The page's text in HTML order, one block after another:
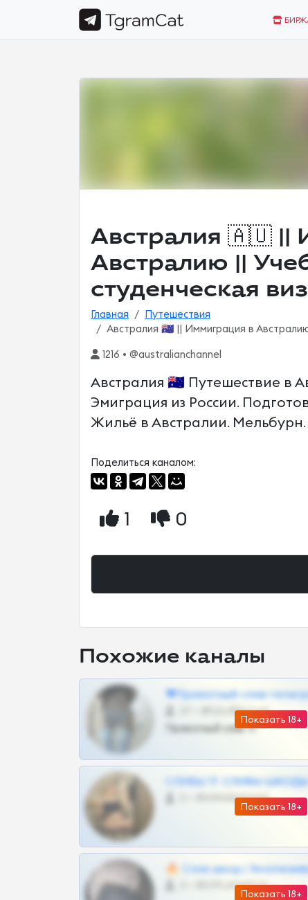
Австралия 🇦🇺 ||
Австралию ||
студенческая
Главная
Путешествия
Австралия 🇦🇺 || Иммиграция в
1216 • @australianchannel
Австралия 🇦🇺 Путешествие в
Эмиграция из России.
Жильё в Австралии. Мельбурн.
Поделиться каналом:
1 0
Похожие каналы
Показать 18+
❤Приватный слив
@SZu3ll3sCatt_bot
Приватный слив тг
Показать 18+
СЛИВЫ ТГ СЛИВЫ ШКОДЫ
@VIPARHIVS55BOT
Показать 18+
🔥 Слив шкод |
@OPLATAPODPSK1BOT